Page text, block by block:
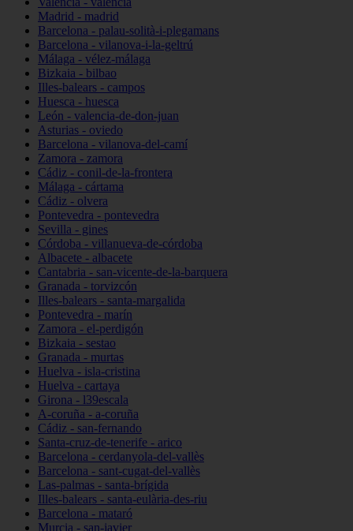
Madrid - madrid
Barcelona - palau-solità-i-plegamans
Barcelona - vilanova-i-la-geltrú
Málaga - vélez-málaga
Bizkaia - bilbao
Illes-balears - campos
Huesca - huesca
León - valencia-de-don-juan
Asturias - oviedo
Barcelona - vilanova-del-camí
Zamora - zamora
Cádiz - conil-de-la-frontera
Málaga - cártama
Cádiz - olvera
Pontevedra - pontevedra
Sevilla - gines
Córdoba - villanueva-de-córdoba
Albacete - albacete
Cantabria - san-vicente-de-la-barquera
Granada - torvizcón
Illes-balears - santa-margalida
Pontevedra - marín
Zamora - el-perdigón
Bizkaia - sestao
Granada - murtas
Huelva - isla-cristina
Huelva - cartaya
Girona - l39escala
A-coruña - a-coruña
Cádiz - san-fernando
Santa-cruz-de-tenerife - arico
Barcelona - cerdanyola-del-vallès
Barcelona - sant-cugat-del-vallès
Las-palmas - santa-brígida
Illes-balears - santa-eulària-des-riu
Barcelona - mataró
Murcia - san-javier